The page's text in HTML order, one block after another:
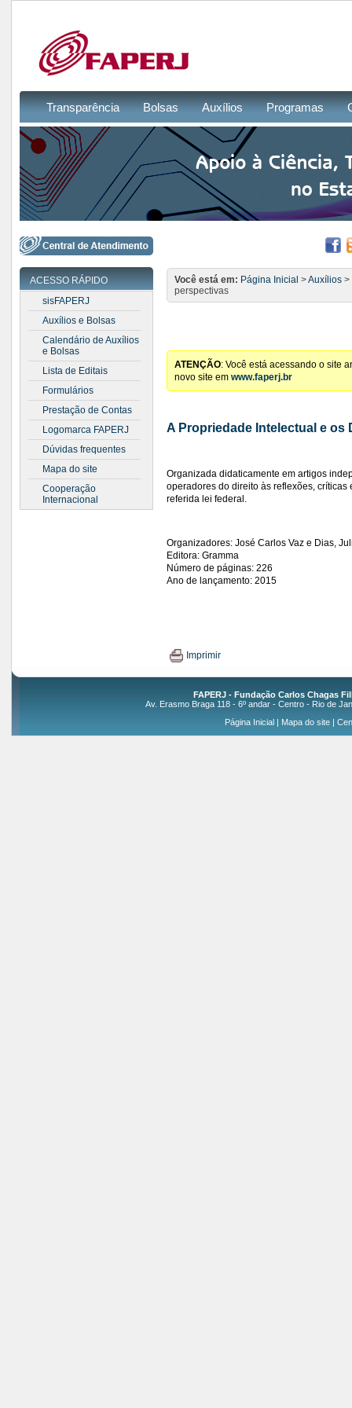
Transparência Bolsas Auxílios Programas
ACESSO RÁPIDO
sisFAPERJ
Auxílios e Bolsas
Calendário de Auxílios
e Bolsas
Lista de Editais
Formulários
Prestação de Contas
Logomarca FAPERJ
Dúvidas frequentes
Mapa do site
Cooperação
Internacional
Você está em: Página Inicial >Auxílios >
perspectivas
ATENÇÃO: Você está acessando o site
novo site em www.faperj.br
A Propriedade Intelectual e os
Organizada didaticamente em artigos
operadores do direito às reflexões,
referida lei federal.
Organizadores: José Carlos Vaz e Dias,
Editora: Gramma
Número de páginas: 226
Ano de lançamento: 2015
Imprimir
FAPERJ - Fundação Carlos Chagas
Av. Erasmo Braga 118 - 6º andar - Centro - Rio de
Página Inicial| Mapa do site|